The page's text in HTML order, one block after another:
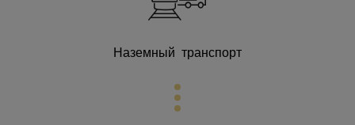
Наземный транспорт